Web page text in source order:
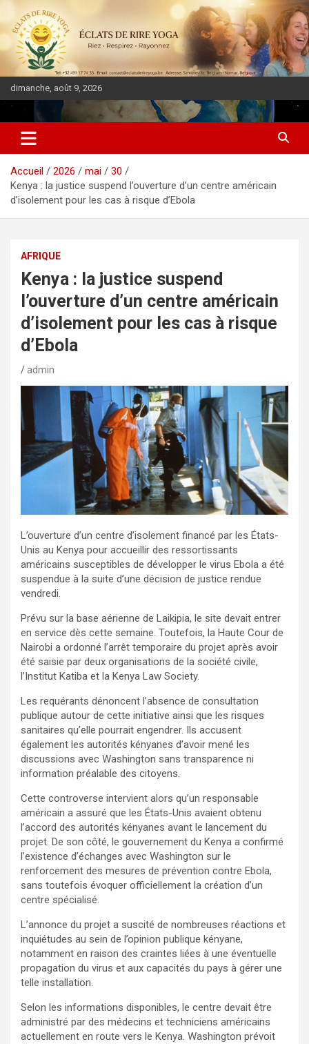
dimanche, août 9, 2026
DIASPORA PULSE
Accueil 2026 mai
30
Kenya : la justice suspend l’ouverture d’un centre américain
d’isolement pour les cas à risque d’Ebola
AFRIQUE
Kenya : la justice suspend
l’ouverture d’un centre américain
d’isolement pour les cas à risque
d’Ebola
admin
L’ouverture d’un centre d’isolement financé par les États-
Unis au Kenya pour accueillir des ressortissants
américains susceptibles de développer le virus Ebola a été
suspendue à la suite d’une décision de justice rendue
vendredi.
Prévu sur la base aérienne de Laikipia, le site devait entrer
en service dès cette semaine. Toutefois, la Haute Cour de
Nairobi a ordonné l’arrêt temporaire du projet après avoir
été saisie par deux organisations de la société civile,
l’Institut Katiba et la Kenya Law Society.
Les requérants dénoncent l’absence de consultation
publique autour de cette initiative ainsi que les risques
sanitaires qu’elle pourrait engendrer. Ils accusent
également les autorités kényanes d’avoir mené les
discussions avec Washington sans transparence ni
information préalable des citoyens.
Cette controverse intervient alors qu’un responsable
américain a assuré que les États-Unis avaient obtenu
l’accord des autorités kényanes avant le lancement du
projet. De son côté, le gouvernement du Kenya a confirmé
l’existence d’échanges avec Washington sur le
renforcement des mesures de prévention contre Ebola,
sans toutefois évoquer officiellement la création d’un
centre spécialisé.
L’annonce du projet a suscité de nombreuses réactions et
inquiétudes au sein de l’opinion publique kényane,
notamment en raison des craintes liées à une éventuelle
propagation du virus et aux capacités du pays à gérer une
telle installation.
Selon les informations disponibles, le centre devait être
administré par des médecins et techniciens américains
actuellement en route vers le Kenya. Washington prévoit